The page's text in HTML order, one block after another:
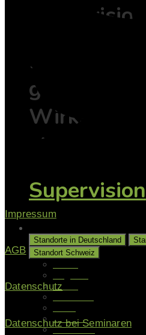
Supervision
Klarheit
gewinnen,
Wirksamkeit
stärken
Supervision
Standorte in Deutschland
Standort Schweiz
Berlin
Hamburg
Hannover
Impressum
AGB
Datenschutz
Datenschutz bei Seminaren